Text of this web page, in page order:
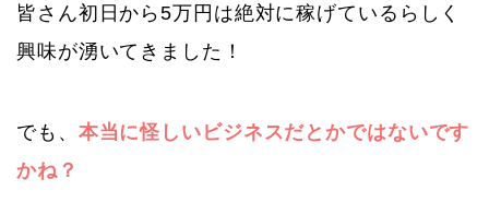
皆さん初日から5万円は絶対に稼げているらしく
興味が湧いてきました！
でも、 本当に怪しいビジネスだとかではないです
かね？